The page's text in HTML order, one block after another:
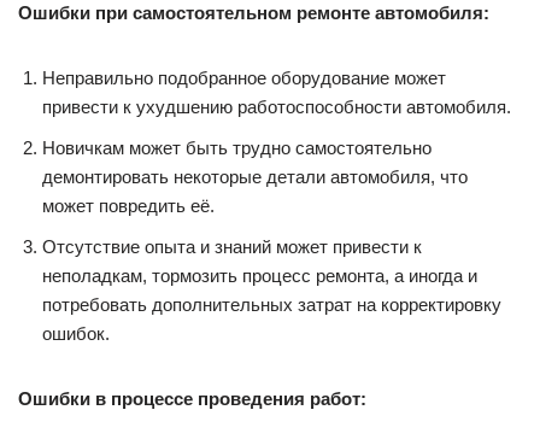
Ошибки при самостоятельном ремонте автомобиля:
Неправильно подобранное оборудование может
привести к ухудшению работоспособности автомобиля.
Новичкам может быть трудно самостоятельно
демонтировать некоторые детали автомобиля, что
может повредить её.
Отсутствие опыта и знаний может привести к
неполадкам, тормозить процесс ремонта, а иногда и
потребовать дополнительных затрат на корректировку
ошибок.
Ошибки в процессе проведения работ: